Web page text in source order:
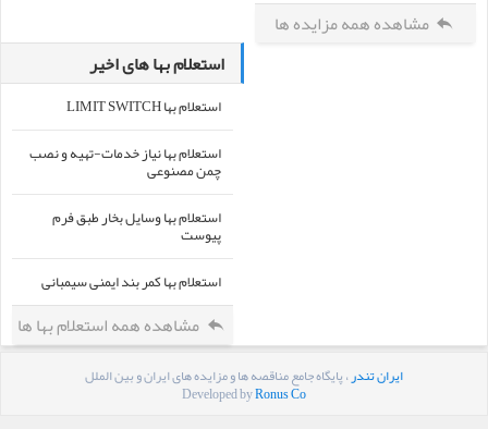
مشاهده همه مزایده ها
استعلام بها های اخیر
استعلام بها LIMIT SWITCH
استعلام بها نیاز خدمات-تهیه و نصب
چمن مصنوعی
استعلام بها وسایل بخار طبق فرم
پیوست
استعلام بها کمر بند ایمنی سیمبانی
مشاهده همه استعلام بها ها
ایران تندر، پایگاه جامع مناقصه ها و مزایده های ایران و بین الملل
Developed byRonus Co